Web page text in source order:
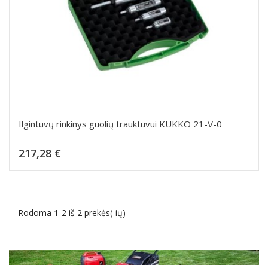
Ilgintuvų rinkinys guolių trauktuvui KUKKO 21-V-0
217,28 €
Rodoma 1-2 iš 2 prekės(-ių)